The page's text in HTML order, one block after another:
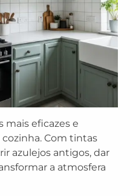
mais eficazes e
Com tintas
azulejos antigos, dar
a atmosfera